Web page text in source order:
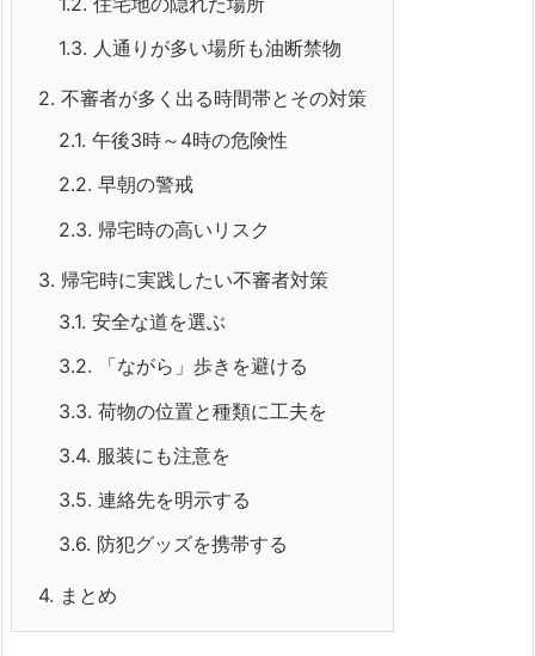
1.3. 人通りが多い場所も油断禁物
2. 不審者が多く出る時間帯とその対策
2.1. 午後3時～4時の危険性
2.2. 早朝の警戒
2.3. 帰宅時の高いリスク
3. 帰宅時に実践したい不審者対策
3.1. 安全な道を選ぶ
3.2. 「ながら」歩きを避ける
3.3. 荷物の位置と種類に工夫を
3.4. 服装にも注意を
3.5. 連絡先を明示する
3.6. 防犯グッズを携帯する
4. まとめ